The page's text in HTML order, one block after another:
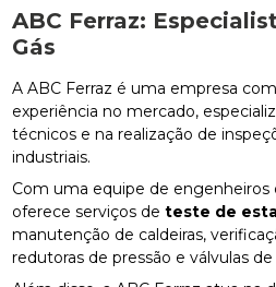
ABC Ferraz:
Gás
A ABC Ferraz é uma empresa
experiência no mercado,
técnicos e na realização de
industriais.
Com uma equipe de engenheiros
oferece serviços deteste de
manutenção de caldeiras,
redutoras de pressão e válvulas de